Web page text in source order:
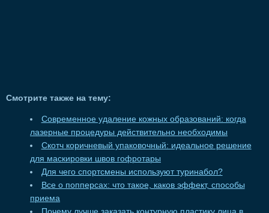
Смотрите также на тему:
Современное удаление кожных образований: когда
лазерные процедуры действительно необходимы
Скотч коричневый упаковочный: идеальное решение
для маскировки швов гофротары
Для чего спортсмены используют туринабол?
Все о попперсах: что такое, каков эффект, способы
приема